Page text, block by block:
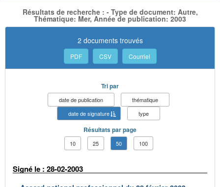
Résultats de recherche : - Type de document: Autre,
Thématique: Mer, Année de publication: 2003
2 documents trouvés
PDF CSV Courriel
Tri par
date de publication
thématique
date de signature
type
Résultats par page
10 25 50 100
Signé le : 28-02-2003